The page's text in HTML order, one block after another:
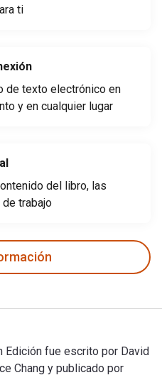
ti
de texto electrónico en
y en cualquier lugar
del libro, las
trabajo
Edición fue escrito por David
Chang y publicado por